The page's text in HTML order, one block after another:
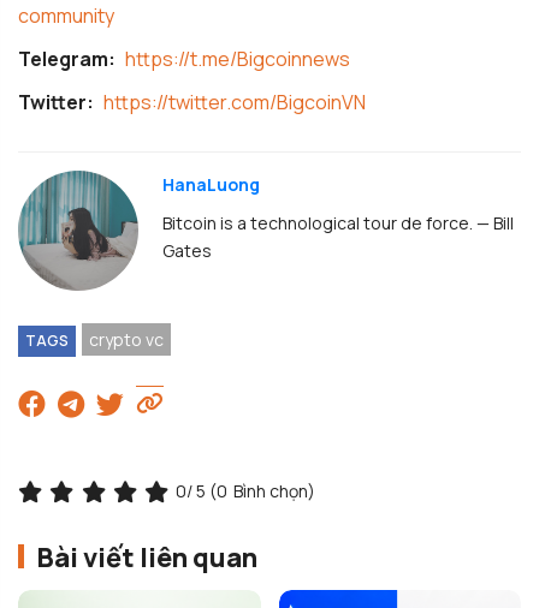
community
Telegram: https://t.me/Bigcoinnews
Twitter: https://twitter.com/BigcoinVN
HanaLuong
Bitcoin is a technological tour de force. — Bill
Gates
TAGS crypto vc
0/ 5 (0 Bình chọn)
Bài viết liên quan